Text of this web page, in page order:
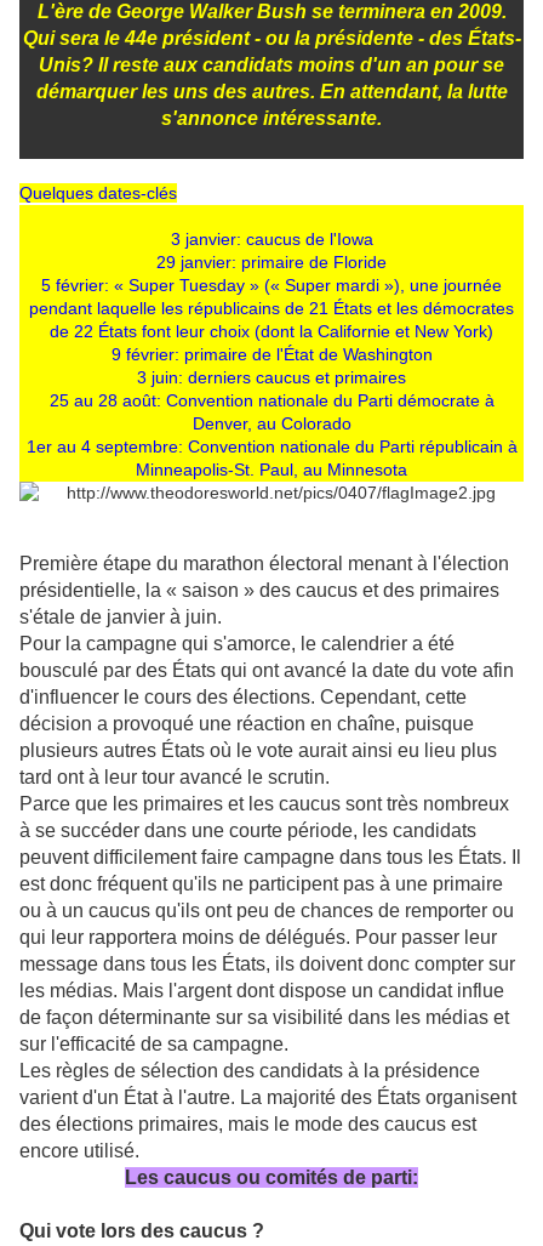
L'ère de George Walker Bush se terminera en 2009.
Qui sera le 44e président - ou la présidente - des États-
Unis? Il reste aux candidats moins d'un an pour se
démarquer les uns des autres. En attendant, la lutte
s'annonce intéressante.
Quelques dates-clés
3 janvier: caucus de l'Iowa
29 janvier: primaire de Floride
5 février: « Super Tuesday » (« Super mardi »), une journée
pendant laquelle les républicains de 21 États et les démocrates
de 22 États font leur choix (dont la Californie et New York)
9 février: primaire de l'État de Washington
3 juin: derniers caucus et primaires
25 au 28 août: Convention nationale du Parti démocrate à
Denver, au Colorado
1er au 4 septembre: Convention nationale du Parti républicain à
Minneapolis-St. Paul, au Minnesota
Première étape du marathon électoral menant à l'élection
présidentielle, la « saison » des caucus et des primaires
s'étale de janvier à juin.
Pour la campagne qui s'amorce, le calendrier a été
bousculé par des États qui ont avancé la date du vote afin
d'influencer le cours des élections. Cependant, cette
décision a provoqué une réaction en chaîne, puisque
plusieurs autres États où le vote aurait ainsi eu lieu plus
tard ont à leur tour avancé le scrutin.
Parce que les primaires et les caucus sont très nombreux
à se succéder dans une courte période, les candidats
peuvent difficilement faire campagne dans tous les États. Il
est donc fréquent qu'ils ne participent pas à une primaire
ou à un caucus qu'ils ont peu de chances de remporter ou
qui leur rapportera moins de délégués. Pour passer leur
message dans tous les États, ils doivent donc compter sur
les médias. Mais l'argent dont dispose un candidat influe
de façon déterminante sur sa visibilité dans les médias et
sur l'efficacité de sa campagne.
Les règles de sélection des candidats à la présidence
varient d'un État à l'autre. La majorité des États organisent
des élections primaires, mais le mode des caucus est
encore utilisé.
Les caucus ou comités de parti:
Qui vote lors des caucus ?